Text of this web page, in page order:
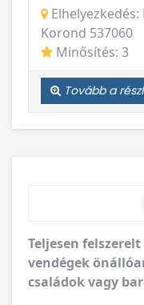
Korond 537060
Minősítés: 3
Tovább a
Teljesen
vendégek
családok vagy